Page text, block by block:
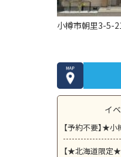
小樽市朝里3-5-
イ